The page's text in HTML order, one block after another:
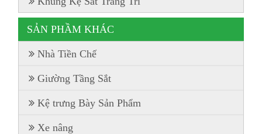
SẢN PHẦM KHÁC
Nhà Tiền Chế
Giường Tầng Sắt
Kệ trưng Bày Sản Phẩm
Xe nâng